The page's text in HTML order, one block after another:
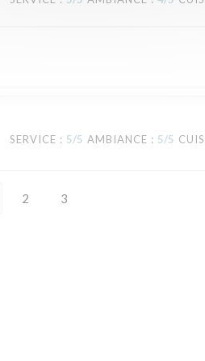
SERVICE : 5/5 AMBIANCE : 5/5
2 3